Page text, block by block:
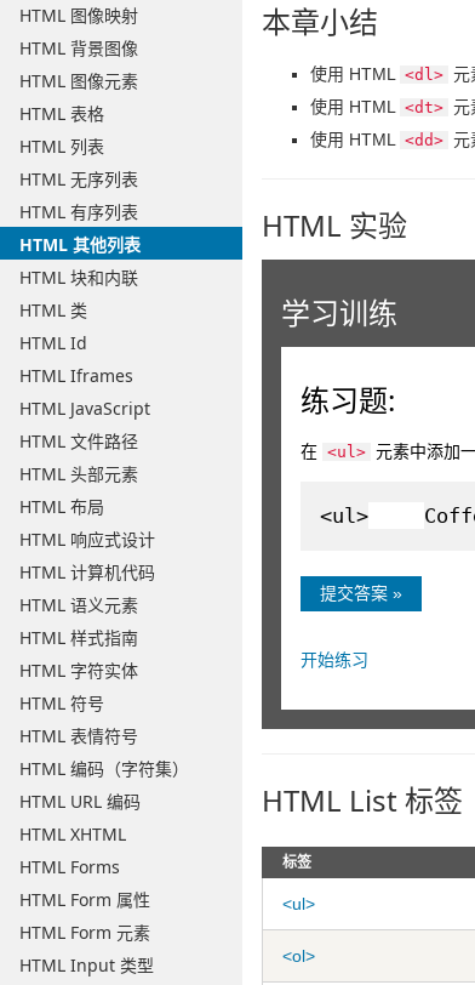
HTML 图像映射
HTML 背景图像
HTML 图像元素
HTML 表格
HTML 列表
HTML 无序列表
HTML 有序列表
HTML 其他列表
HTML 块和内联
HTML 类
HTML Id
HTML Iframes
HTML JavaScript
HTML 文件路径
HTML 头部元素
HTML 布局
HTML 响应式设计
HTML 计算机代码
HTML 语义元素
HTML 样式指南
HTML 字符实体
HTML 符号
HTML 表情符号
HTML 编码（字符集）
HTML URL 编码
HTML XHTML
HTML Forms
HTML Form 属性
HTML Form 元素
HTML Input 类型
本章小结
使用 HTML <dl> 元
使用 HTML
<dt> 元
使用 HTML
<dd> 元
HTML 实验
学习训练
练习题:
在 <ul> 元素中添加
<ul>
提交答案 »
开始练习
HTML List 标签
标签
<ul>
<ol>